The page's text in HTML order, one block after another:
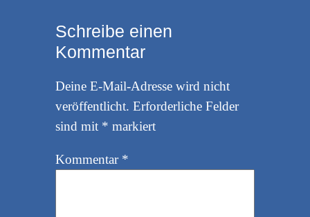
Schreibe einen
Kommentar
Deine E-Mail-Adresse wird nicht
veröffentlicht. Erforderliche Felder
sind mit * markiert
Kommentar *